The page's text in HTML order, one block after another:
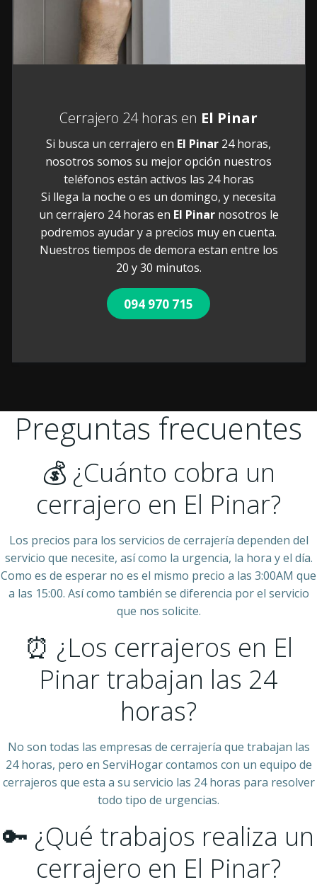
Cerrajero 24 horas en El Pinar
Si busca un cerrajero en El Pinar 24 horas,
nosotros somos su mejor opción nuestros
teléfonos están activos las 24 horas
Si llega la noche o es un domingo, y necesita
un cerrajero 24 horas en El Pinarnosotros le
podremos ayudar y a precios muy en cuenta.
Nuestros tiempos de demora estan entre los
20 y 30 minutos.
094 970 715
Preguntas frecuentes
💰 ¿Cuánto cobra un
cerrajero en El Pinar?
Los precios para los servicios de cerrajería dependen del
servicio que necesite, así como la urgencia, la hora y el día.
Como es de esperar no es el mismo precio a las 3:00AM que
a las 15:00. Así como también se diferencia por el servicio
que nos solicite.
⏰ ¿Los cerrajeros en El
Pinar trabajan las 24
horas?
No son todas las empresas de cerrajería que trabajan las
24 horas, pero en ServiHogar contamos con un equipo de
cerrajeros que esta a su servicio las 24 horas para resolver
todo tipo de urgencias.
🔑 ¿Qué trabajos realiza un
cerrajero en El Pinar?